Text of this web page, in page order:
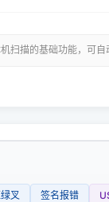
扫描的基础功能，可自
叉 签名报错